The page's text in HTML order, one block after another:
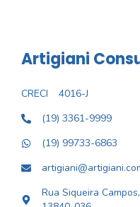
Artigiani
CRECI
4016-J
(19) 3361-9999
(19) 99733-6863
Rua Siqueira